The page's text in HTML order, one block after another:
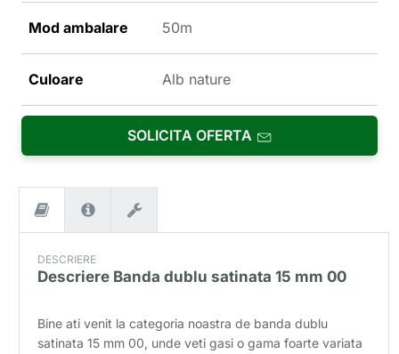
Mod ambalare 50m
Culoare Alb nature
SOLICITA OFERTA
DESCRIERE
Descriere Banda dublu satinata 15 mm 00
Bine ati venit la categoria noastra de banda dublu
satinata 15 mm 00, unde veti gasi o gama foarte variata